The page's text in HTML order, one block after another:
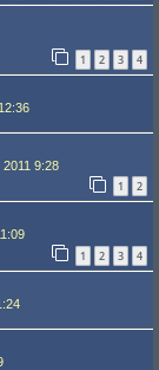
1 2 3 4
9:28
1 2
1 2 3 4